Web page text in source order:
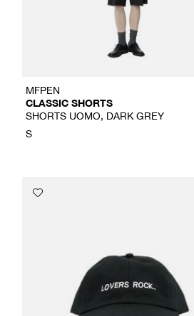
MFPEN
CLASSIC SHORTS
SHORTS UOMO, DARK GREY
S